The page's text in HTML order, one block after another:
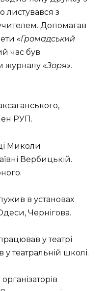
листувався з
Допомагав
«Громадський
час був
журналу «Зоря».
РУП.
Миколи
Вербицькій.
в установах
Чернігова.
у театрі
театральній школі.